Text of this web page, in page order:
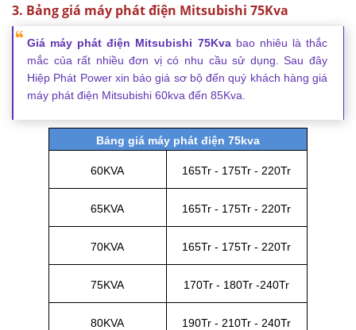
3. Bảng giá máy phát điện Mitsubishi 75Kva
Giá máy phát điện Mitsubishi 75Kvabao nhiêu là thắc
mắc của rất nhiều đơn vị có nhu cầu sử dụng. Sau đây
Hiệp Phát Power xin báo giá sơ bộ đến quý khách hàng giá
máy phát điện Mitsubishi 60kva đến 85Kva.
Bảng giá máy phát điện 75kva
60KVA 165Tr - 175Tr - 220Tr
65KVA 165Tr - 175Tr - 220Tr
70KVA 165Tr - 175Tr - 220Tr
75KVA 170Tr - 180Tr -240Tr
80KVA 190Tr - 210Tr - 240Tr